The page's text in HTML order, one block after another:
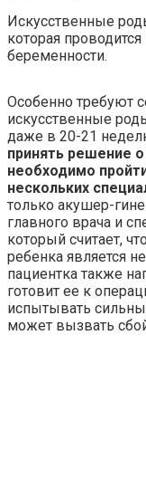
Искусственные
которая
беременности.
Особенно требуют
искусственные
даже в 20-21
принять решение
необходимо
нескольких
только акушер-
главного врача и
который считает,
ребенка является
пациентка также
готовит ее к
испытывать
может вызвать